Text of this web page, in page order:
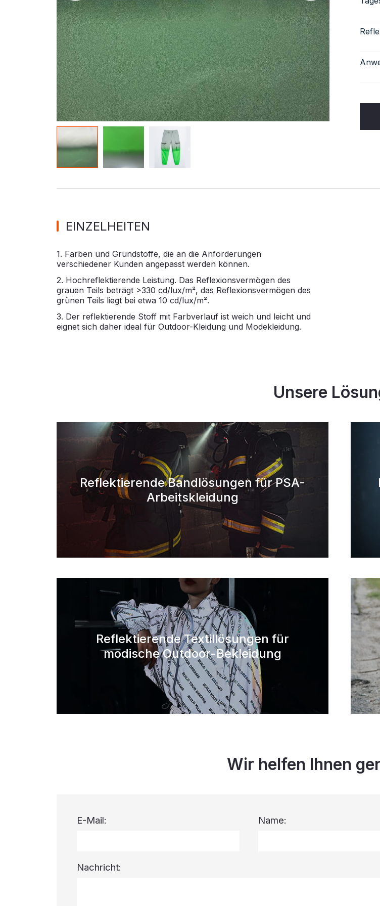
Regenbogenreflektierender Stoff
EINZELHEITEN
1. Farben und Grundstoffe, die an die Anforderungen
verschiedener Kunden angepasst werden können.
2. Hochreflektierende Leistung. Das Reflexionsvermögen des
grauen Teils beträgt >330 cd/lux/m², das Reflexionsvermögen des
grünen Teils liegt bei etwa 10 cd/lux/m².
3. Der reflektierende Stoff mit Farbverlauf ist weich und leicht und
eignet sich daher ideal für Outdoor-Kleidung und Modekleidung.
Unsere
Reflektierende Bandlösungen für PSA-
Arbeitskleidung
Reflektierende Textillösungen für
modische Outdoor-Bekleidung
Wir helfen Ihnen
E-Mail: Name:
Nachricht: